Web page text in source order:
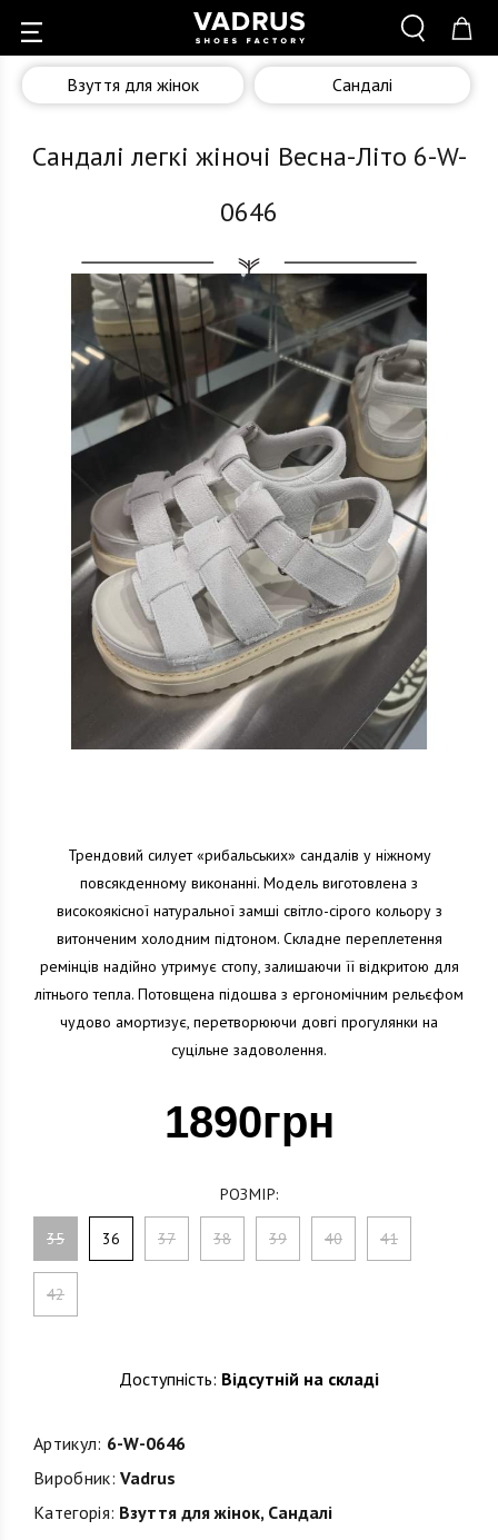
Взуття для жінок Сандалі
Сандалі легкі жіночі Весна-Літо 6-W-
0646
Трендовий силует «рибальських» сандалів у ніжному
повсякденному виконанні. Модель виготовлена з
високоякісної натуральної замші світло-сірого кольору з
витонченим холодним підтоном. Складне переплетення
ремінців надійно утримує стопу, залишаючи її відкритою для
літнього тепла. Потовщена підошва з ергономічним рельєфом
чудово амортизує, перетворюючи довгі прогулянки на
суцільне задоволення.
1890грн
РОЗМІР:
35 36 37 38 39 40 41
42
Доступність: Відсутній на складі
Артикул: 6-W-0646
Виробник: Vadrus
Категорія: Взуття для жінок, Сандалі